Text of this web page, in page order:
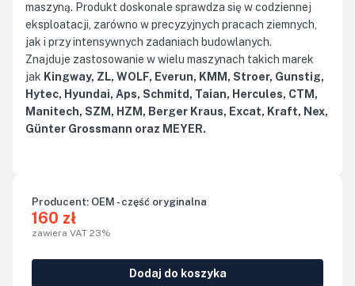
maszyną. Produkt doskonale sprawdza się w codziennej
eksploatacji, zarówno w precyzyjnych pracach ziemnych,
jak i przy intensywnych zadaniach budowlanych.
Znajduje zastosowanie w wielu maszynach takich marek
jak Kingway, ZL, WOLF, Everun, KMM, Stroer, Gunstig,
Hytec, Hyundai, Aps, Schmitd, Taian, Hercules, CTM,
Manitech, SZM, HZM, Berger Kraus, Excat, Kraft, Nex,
Günter Grossmann oraz MEYER.
Producent: OEM - część oryginalna
160 zł
zawiera VAT 23%
Dodaj do koszyka